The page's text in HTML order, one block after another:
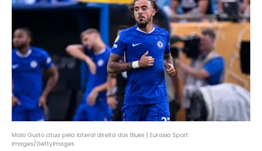
Malo Gusto atua pela lateral direita dos Blues | Eurasia Sport
Images/GettyImages